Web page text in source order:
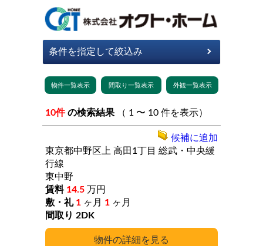
10件 の検索結果 （ 1 〜 10 件を表示）
詳細
東京都中野区上 高田1丁目 総武・中央緩
行線
東中野
14.5 万円
1 ヶ月 1 ヶ月
2DK
候補に追加